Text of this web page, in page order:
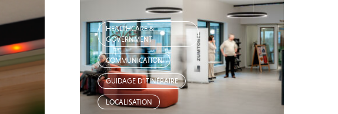
HEALTHCARE &
GOVERNMENT
COMMUNICATION
GUIDAGE D’ITINÉRAIRE
LOCALISATION